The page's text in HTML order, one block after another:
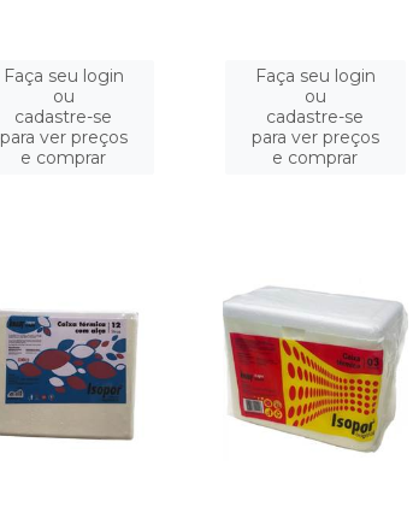
Faça seu login
ou
cadastre-se
para ver preços
e comprar
Faça seu login
ou
cadastre-se
para ver preços
e comprar